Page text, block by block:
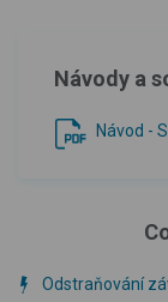
Návody a
Návod -
Odstraňování